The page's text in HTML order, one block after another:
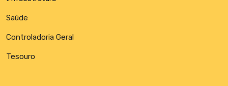
Saúde
Controladoria Geral
Tesouro